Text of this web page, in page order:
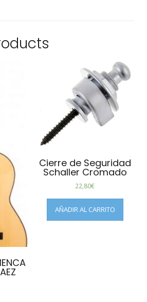
Cierre de Seguridad
Schaller Cromado
22,80€
AÑADIR AL CARRITO